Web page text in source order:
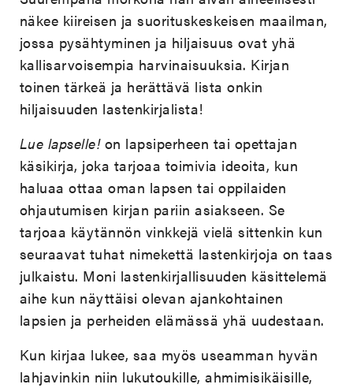
näkee kiireisen ja suorituskeskeisen maailman,
jossa pysähtyminen ja hiljaisuus ovat yhä
kallisarvoisempia harvinaisuuksia. Kirjan
toinen tärkeä ja herättävä lista onkin
hiljaisuuden lastenkirjalista!
Lue lapselle!on lapsiperheen tai opettajan
käsikirja, joka tarjoaa toimivia ideoita, kun
haluaa ottaa oman lapsen tai oppilaiden
ohjautumisen kirjan pariin asiakseen. Se
tarjoaa käytännön vinkkejä vielä sittenkin kun
seuraavat tuhat nimekettä lastenkirjoja on taas
julkaistu. Moni lastenkirjallisuuden käsittelemä
aihe kun näyttäisi olevan ajankohtainen
lapsien ja perheiden elämässä yhä uudestaan.
Kun kirjaa lukee, saa myös useamman hyvän
lahjavinkin niin lukutoukille, ahmimisikäisille,